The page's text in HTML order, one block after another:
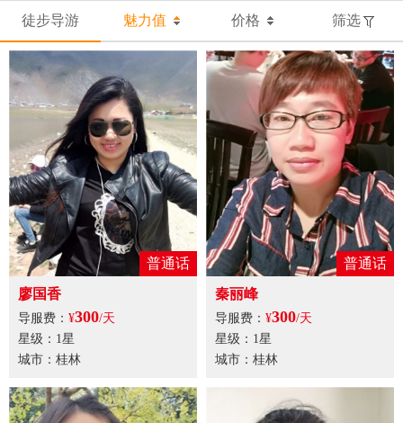
徒步导游 魅力值 价格 筛选
普通话
廖国香
导服费： ¥300/天
星级：1星
城市：桂林
普通话
秦丽峰
导服费： ¥300/天
星级：1星
城市：桂林